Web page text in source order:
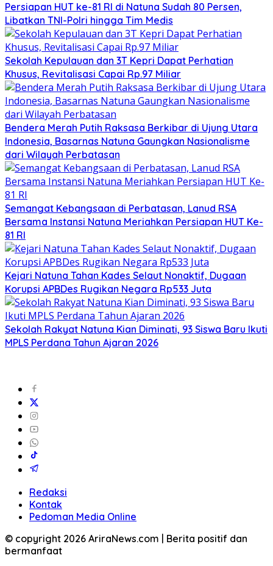
Persiapan HUT ke-81 RI di Natuna Sudah 80 Persen,
Libatkan TNI-Polri hingga Tim Medis
Sekolah Kepulauan dan 3T Kepri Dapat Perhatian
Khusus, Revitalisasi Capai Rp.97 Miliar
Bendera Merah Putih Raksasa Berkibar di Ujung Utara
Indonesia, Basarnas Natuna Gaungkan Nasionalisme
dari Wilayah Perbatasan
Semangat Kebangsaan di Perbatasan, Lanud RSA
Bersama Instansi Natuna Meriahkan Persiapan HUT Ke-
81 RI
Kejari Natuna Tahan Kades Selaut Nonaktif, Dugaan
Korupsi APBDes Rugikan Negara Rp533 Juta
Sekolah Rakyat Natuna Kian Diminati, 93 Siswa Baru Ikuti
MPLS Perdana Tahun Ajaran 2026
Redaksi
Kontak
Pedoman Media Online
© copyright 2026 AriraNews.com | Berita positif dan
bermanfaat